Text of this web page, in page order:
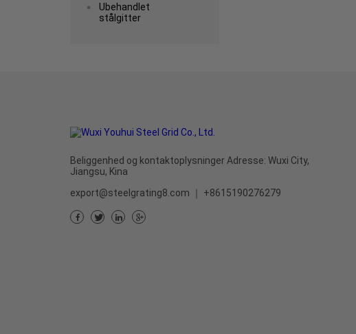
Ubehandlet
stålgitter
Beliggenhed og kontaktoplysninger Adresse: Wuxi City,
Jiangsu, Kina
export@steelgrating8.com
｜ +8615190276279